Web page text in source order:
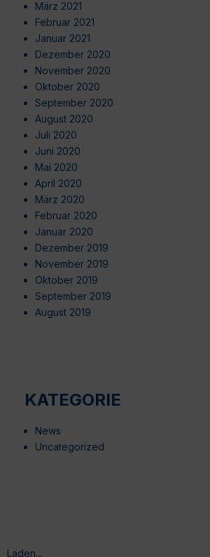
März 2021
Februar 2021
Januar 2021
Dezember 2020
November 2020
Oktober 2020
September 2020
August 2020
Juli 2020
Juni 2020
Mai 2020
April 2020
März 2020
Februar 2020
Januar 2020
Dezember 2019
November 2019
Oktober 2019
September 2019
August 2019
KATEGORIE
News
Uncategorized
Laden...